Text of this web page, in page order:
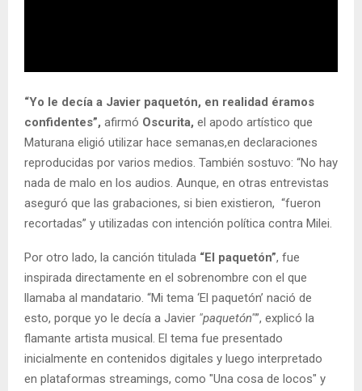
“Yo le decía a Javier paquetón, en realidad éramos
confidentes”, afirmó Oscurita, el apodo artístico que
Maturana eligió utilizar hace semanas,en declaraciones
reproducidas por varios medios. También sostuvo: “No hay
nada de malo en los audios. Aunque, en otras entrevistas
aseguró que las grabaciones, si bien existieron, “fueron
recortadas” y utilizadas con intención política contra Milei.
Por otro lado, la canción titulada “El paquetón”, fue
inspirada directamente en el sobrenombre con el que
llamaba al mandatario. “Mi tema ‘El paquetón’ nació de
esto, porque yo le decía a Javier "paquetón"”, explicó la
flamante artista musical. El tema fue presentado
inicialmente en contenidos digitales y luego interpretado
en plataformas streamings, como "Una cosa de locos" y